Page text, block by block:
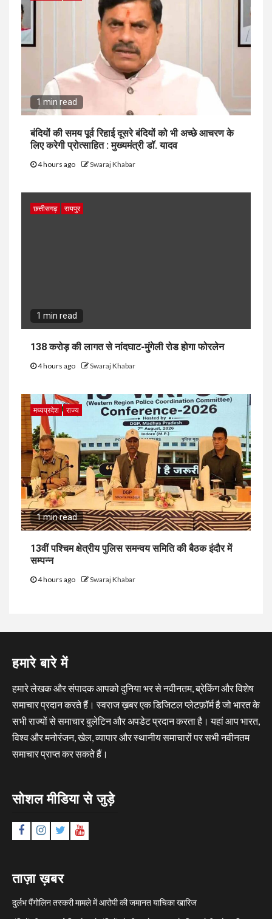
1 min read
बंदियों की समय पूर्व रिहाई दूसरे बंदियों को भी अच्छे आचरण के
लिए करेगी प्रोत्साहित : मुख्यमंत्री डॉ. यादव
4 hours ago Swaraj Khabar
छत्तीसगढ़ रायपुर
1 min read
138 करोड़ की लागत से नांदघाट-मुंगेली रोड होगा फोरलेन
4 hours ago Swaraj Khabar
मध्यप्रदेश राज्य
1 min read
13वीं पश्चिम क्षेत्रीय पुलिस समन्वय समिति की बैठक इंदौर में
सम्पन्न
4 hours ago Swaraj Khabar
हमारे बारे में
हमारे लेखक और संपादक आपको दुनिया भर से नवीनतम, ब्रेकिंग और विशेष
समाचार प्रदान करते हैं। स्वराज ख़बर एक डिजिटल प्लेटफ़ॉर्म है जो भारत के
सभी राज्यों से समाचार बुलेटिन और अपडेट प्रदान करता है। यहां आप भारत,
विश्व और मनोरंजन, खेल, व्यापार और स्थानीय समाचारों पर सभी नवीनतम
समाचार प्राप्त कर सकते हैं।
सोशल मीडिया से जुड़े
FacebookInstagram
TwitterYouTube
ताज़ा ख़बर
दुर्लभ पैंगोलिन तस्करी मामले में आरोपी की जमानत याचिका खारिज